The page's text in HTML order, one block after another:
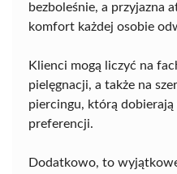
bezboleśnie, a przyjazna
komfort każdej osobie
Klienci mogą liczyć na
pielęgnacji, a także na
piercingu, którą dobierają
preferencji.
Dodatkowo, to